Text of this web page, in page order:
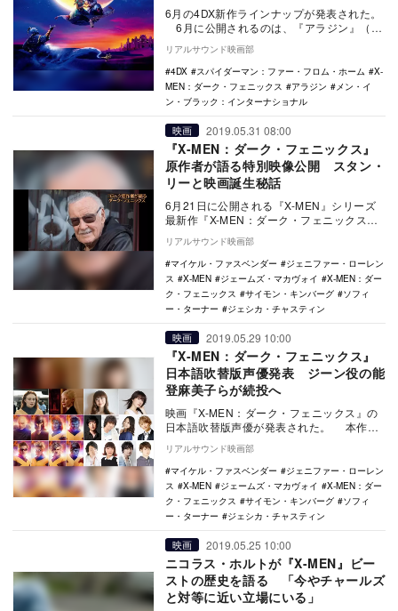
6月の4DX新作ラインナップが発表された。
6月に公開されるのは、『アラジン』（6
月7日公開）、『メン・イン・ブラック：イ
ン…
リアルサウンド映画部
4DX
スパイダーマン：ファー・フロム・ホーム
X-
MEN：ダーク・フェニックス
アラジン
メン・イ
ン・ブラック：インターナショナル
映画 2019.05.31 08:00
『X-MEN：ダーク・フェニックス』
原作者が語る特別映像公開 スタン・
リーと映画誕生秘話
6月21日に公開される『X-MEN』シリーズ
最新作『X-MEN：ダーク・フェニックス』
より、映画誕生秘話や、昨年逝去したマー
ベル…
リアルサウンド映画部
マイケル・ファスベンダー
ジェニファー・ローレン
ス
X-MEN ジェームズ・マカヴォイ
X-MEN：ダー
ク・フェニックス
サイモン・キンバーグ
ソフィ
ー・ターナー
ジェシカ・チャスティン
映画 2019.05.29 10:00
『X-MEN：ダーク・フェニックス』
日本語吹替版声優発表 ジーン役の能
登麻美子らが続投へ
映画『X-MEN：ダーク・フェニックス』の
日本語吹替版声優が発表された。 本作
は、突然変異によって超人的能力を身につ
けたミュ…
リアルサウンド映画部
マイケル・ファスベンダー
ジェニファー・ローレン
ス
X-MEN ジェームズ・マカヴォイ
X-MEN：ダー
ク・フェニックス
サイモン・キンバーグ
ソフィ
ー・ターナー
ジェシカ・チャスティン
映画 2019.05.25 10:00
ニコラス・ホルトが『X-MEN』ビー
ストの歴史を語る 「今やチャールズ
と対等に近い立場にいる」